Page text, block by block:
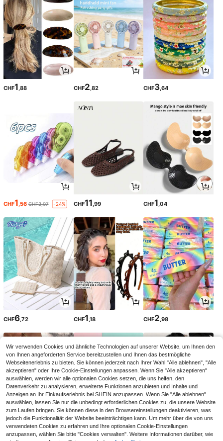
CHF1,88 CHF2,82 CHF3,64
CHF1 ,56 CHF2,07 -24% CHF11 ,99 CHF1 ,04
CHF6 ,72 CHF1 ,18 CHF2 ,98
CHF10,49 CHF3,88 CHF1,18
Wir verwenden Cookies und ähnliche Technologien auf unserer Website, um Ihnen den
von Ihnen angeforderten Service bereitzustellen und Ihnen das bestmögliche
Webseitenerlebnis zu bieten. Sie können jederzeit nach Ihrer Wahl "Alle ablehnen", "Alle
akzeptieren" oder Ihre Cookie-Einstellungen anpassen. Wenn Sie "Alle akzeptieren"
auswählen, werden wir alle optionalen Cookies setzen, die uns helfen, den
Datenverkehr zu analysieren, erweiterte Funktionen anzubieten und Inhalte und
Anzeigen an Ihr Einkaufserlebnis bei SHEIN anzupassen. Wenn Sie "Alle ablehnen"
auswählen, lassen Sie nur die unbedingt erforderlichen Cookies zu, die unsere Website
zum Laufen bringen. Sie können diese in den Browsereinstellungen deaktivieren, was
jedoch die Funktionalität der Website beeinträchtigen kann. Um mehr über die von uns
verwendeten Cookies zu erfahren und Ihre optionalen Cookie-Einstellungen
anzupassen, wählen Sie bitte "Cookies verwalten". Weitere Informationen darüber, wie